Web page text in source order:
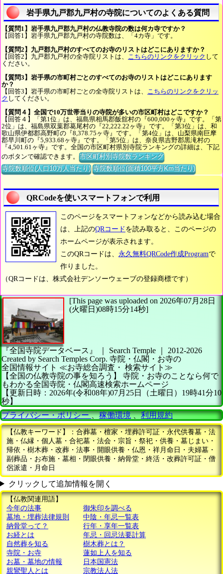
岩手県九戸郡九戸村の寺院についてのよくある質問
【質問1】岩手県九戸郡九戸村の仏教寺院の数は何カ寺ですか？
【回答1】岩手県九戸郡九戸村の寺院数は、「4カ寺」です。
【質問2】九戸郡九戸村のすべてのお寺のリストはどこにありますか？
【回答2】九戸郡九戸村の全寺院リストは、
こちらのリンクをクリック して
ください。
【質問3】岩手県の市町村ごとのすべてのお寺のリストはどこにあります
か？
【回答3】岩手県の市町村ごとの全寺院リストは、
こちらのリンクをクリッ
ク してください。
【質問４】全国で10万世帯当りの寺院が多いの市区町村はどこですか？
【回答４】「第1位」は、福島県相馬郡飯舘村の『600,000ヶ寺』です。「第
2位」は、福島県双葉郡葛尾村の『22,222.22ヶ寺』です。「第3位」は、和
歌山県伊都郡高野町の『8,378.75ヶ寺』です。「第4位」は、山梨県南巨摩
郡早川町の『5,933.68ヶ寺』です。「第5位」は、奈良県吉野郡黒滝村の
『4,501.61ヶ寺』です。全国の市区町村県別寺院ランキングの詳細は、下記
のボタンで確認できます。市区町村別寺院数ランキング
寺院数順位(人口10万人当たり) 寺院数順位(面積100平方Km当たり)
QRCodeを使いスマートフォンで利用
このページをスマートフォンなどから読み込む場合
は、上記のQRコード を読み取ると、このページの
ホームページが表示されます。
このQRコードは、 永久無料QRCode作成Programで
作りました。
（QRコードは、株式会社デンソーウェーブの登録商標です）
[This page was uploaded on 2026年07月28日
(火曜日)08時15分14秒]
『全国寺院データベース』 ｜ Search Temple
2012-2026
Created by Search Temples Corp. 寺院・仏閣・お寺の
全国情報サイト ≪お寺総合調査・ 検索サイト≫
【全国の仏教寺院の事を知ろう】
寺院・お寺のことなら何で
もわかる全国寺院・仏閣高速検索ホームページ
【更新日時：2026年(令和08年)07月25日（土曜日）19時41分10
秒】
プライバシー・ポリシー、稼働環境、利用規約
【仏教キーワード】：合葬墓・檀家・埋葬許可証・永代供養墓・法
施・仏縁・個人墓・合祀墓・法会・宗旨・祭祀・供養・墓じまい・
帰依・樹木葬・改葬・法事・開眼供養・仏恩・祥月命日・夫婦墓・
副葬品・お布施・墓相・閉眼供養・納骨堂・終活・改葬許可証・僧
侶派遣・月命日
クリックして追加情報を開く
【仏教関連用語】
今年の法事
御朱印を調べる
墓地・埋葬法律規則
中陰・年忌一覧表
納骨堂って？
行年・享年一覧表
お経とは
年忌・回忌法要計算
自然葬を知る
樹木葬とは？
寺院・お寺
蓮如上人を知る
お墓・墓地の情報
日本国憲法
親鸞聖人とは
宗教法人法